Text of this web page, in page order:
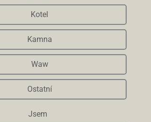
Kotel
Kamna
Waw
Ostatní
Jsem